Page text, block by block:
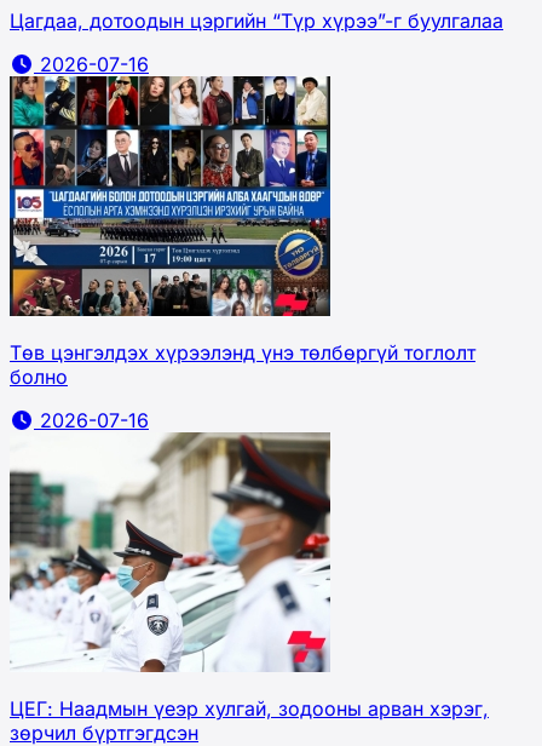
Цагдаа, дотоодын цэргийн “Түр хүрээ”-г буулгалаа
2026-07-16
Төв цэнгэлдэх хүрээлэнд үнэ төлбөргүй тоглолт
болно
2026-07-16
ЦЕГ: Наадмын үеэр хулгай, зодооны арван хэрэг,
зөрчил бүртгэгдсэн